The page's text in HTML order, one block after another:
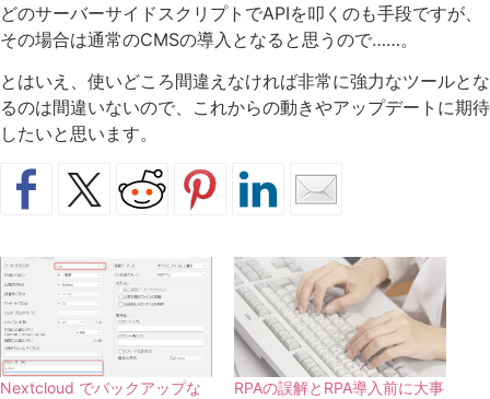
どのサーバーサイドスクリプトでAPIを叩くのも手段ですが、
その場合は通常のCMSの導入となると思うので……。
とはいえ、使いどころ間違えなければ非常に強力なツールとな
るのは間違いないので、これからの動きやアップデートに期待
したいと思います。
Nextcloud でバックアップな
RPAの誤解とRPA導入前に大事